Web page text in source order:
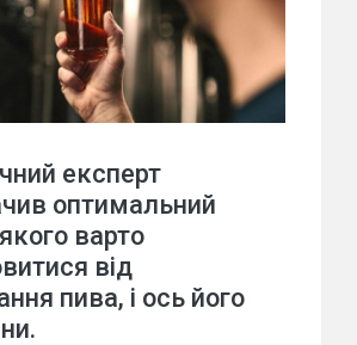
експерт
оптимальний
варто
від
пива, і ось його